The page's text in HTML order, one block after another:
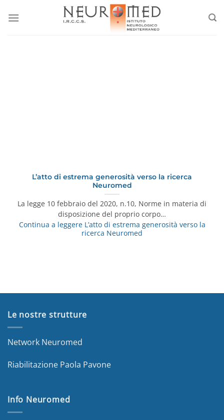
L’atto di estrema generosità verso la ricerca
Neuromed
La legge 10 febbraio del 2020, n.10, Norme in materia di
disposizione del proprio corpo…
Continua a leggereL’atto di estrema generosità verso la
ricerca Neuromed
Le nostre strutture
Network Neuromed
Riabilitazione Paola Pavone
Info Neuromed